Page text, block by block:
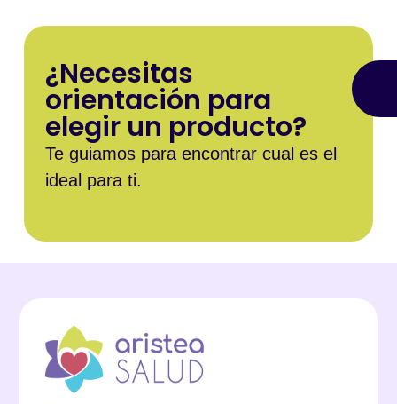
¿Necesitas
orientación para
elegir un producto?
Te guiamos para encontrar cual es el
ideal para ti.